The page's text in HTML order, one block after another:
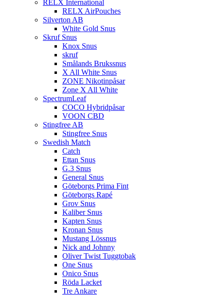
RELX International
RELX AirPouches
Silverton AB
White Gold Snus
Skruf Snus
Knox Snus
skruf
Smålands Brukssnus
X All White Snus
ZONE Nikotinpåsar
Zone X All White
SpectrumLeaf
COCO Hybridpåsar
VOON CBD
Stingfree AB
Stingfree Snus
Swedish Match
Catch
Ettan Snus
G.3 Snus
General Snus
Göteborgs Prima Fint
Göteborgs Rapé
Grov Snus
Kaliber Snus
Kapten Snus
Kronan Snus
Mustang Lössnus
Nick and Johnny
Oliver Twist Tuggtobak
One Snus
Onico Snus
Röda Lacket
Tre Ankare